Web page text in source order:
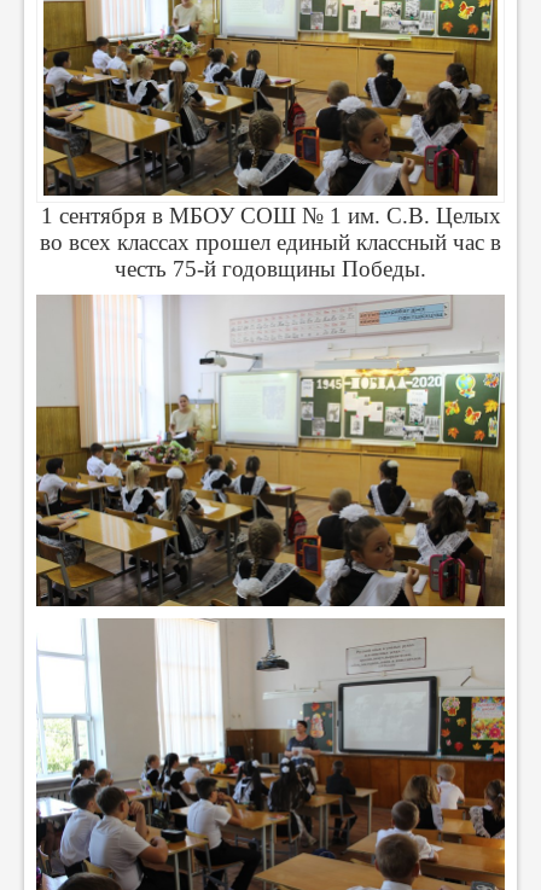
1 сентября в МБОУ СОШ № 1 им. С.В. Целых
во всех классах прошел единый классный час в
честь 75-й годовщины Победы.